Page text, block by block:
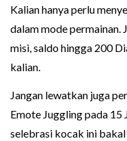
Kalian hanya perlu
dalam mode permainan.
misi, saldo hingga 200
kalian.
Jangan lewatkan juga
Emote Juggling pada 15
selebrasi kocak ini